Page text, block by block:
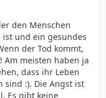
den Menschen
und ein gesundes
der Tod kommt,
Am meisten haben ja
dass ihr Leben
sind :). Die Angst ist
Es gibt keine